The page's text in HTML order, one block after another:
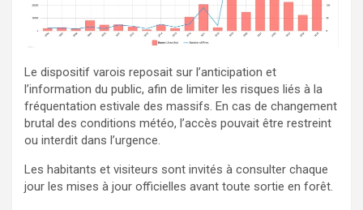
Le dispositif varois reposait sur l’anticipation et
l’information du public, afin de limiter les risques liés à la
fréquentation estivale des massifs. En cas de changement
brutal des conditions météo, l’accès pouvait être restreint
ou interdit dans l’urgence.
Les habitants et visiteurs sont invités à consulter chaque
jour les mises à jour officielles avant toute sortie en forêt.